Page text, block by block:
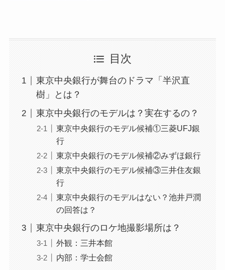
目次
東京中央銀行が舞台のドラマ「半沢直
樹」とは？
東京中央銀行のモデルは？実在するの？
東京中央銀行のモデル候補①三菱UFJ銀
行
東京中央銀行のモデル候補②みずほ銀行
東京中央銀行のモデル候補③三井住友銀
行
東京中央銀行のモデルはない？池井戸潤
の回答は？
東京中央銀行のロケ地撮影場所は？
外観：三井本館
内部：学士会館